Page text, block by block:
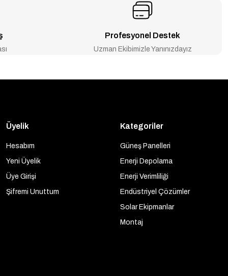
Solar Şarj Cihazı / Regülatörü 12/24/48 Volt Yeni seri
Profesyonel Destek
Uzman Ekibimizle Yanınızdayız
Üyelik
Hesabım
Yeni Üyelik
Üye Girişi
Şifremi Unuttum
Kategoriler
Güneş Panelleri
Enerji Depolama
Enerji Verimliliği
Endüstriyel Çözümler
Solar Ekipmanlar
Montaj